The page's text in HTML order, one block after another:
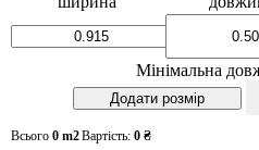
Мінімальна
Всього 0 m2Вартість: 0 ₴